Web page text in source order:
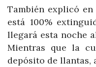
También explicó
está 100%
llegará esta noche
Mientras que la
depósito de llantas,